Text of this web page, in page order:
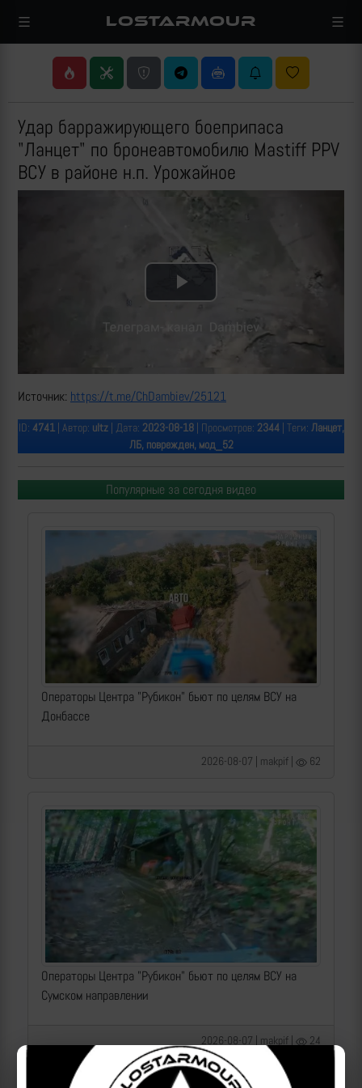
LOSTARMOUR
Удар барражирующего боеприпаса
"Ланцет" по бронеавтомобилю Mastiff PPV
ВСУ в районе н.п. Урожайное
Play
Video
Источник: https://t.me/ChDambiev/25121
ID: 4741| Автор: ultz| Дата: 2023-08-18| Просмотров: 2344| Теги: Ланцет,
ЛБ, поврежден, мод_52
Популярные за сегодня видео
Операторы Центра "Рубикон" бьют по целям ВСУ на
Донбассе
2026-08-07 | makpif | 62
Операторы Центра "Рубикон" бьют по целям ВСУ на
Сумском направлении
2026-08-07 | makpif | 24